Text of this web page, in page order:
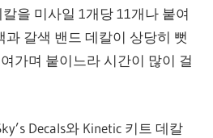
을 미사일 1개당 11개나 붙여
과 갈색 밴드 데칼이 상당히 뻣
가며 붙이느라 시간이 많이 걸
Decals와 Kinetic 키트 데칼